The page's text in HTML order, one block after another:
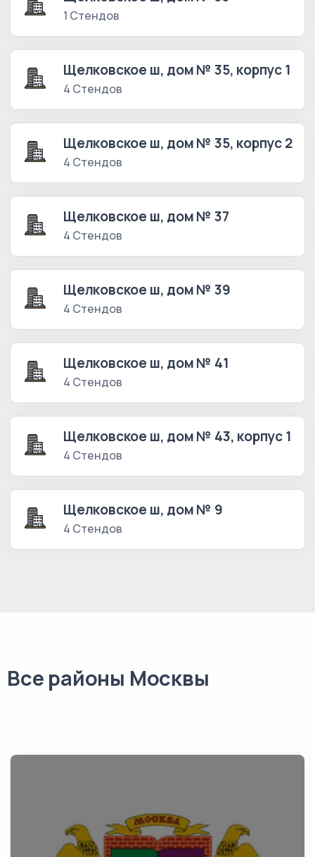
1 Стендов
Щелковское ш, дом № 35, корпус 1
4 Стендов
Щелковское ш, дом № 35, корпус 2
4 Стендов
Щелковское ш, дом № 37
4 Стендов
Щелковское ш, дом № 39
4 Стендов
Щелковское ш, дом № 41
4 Стендов
Щелковское ш, дом № 43, корпус 1
4 Стендов
Щелковское ш, дом № 9
4 Стендов
Все районы Москвы